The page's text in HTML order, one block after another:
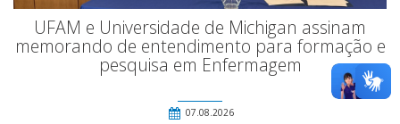
UFAM e Universidade de Michigan assinam
memorando de entendimento para formação e
pesquisa em Enfermagem
07.08.2026